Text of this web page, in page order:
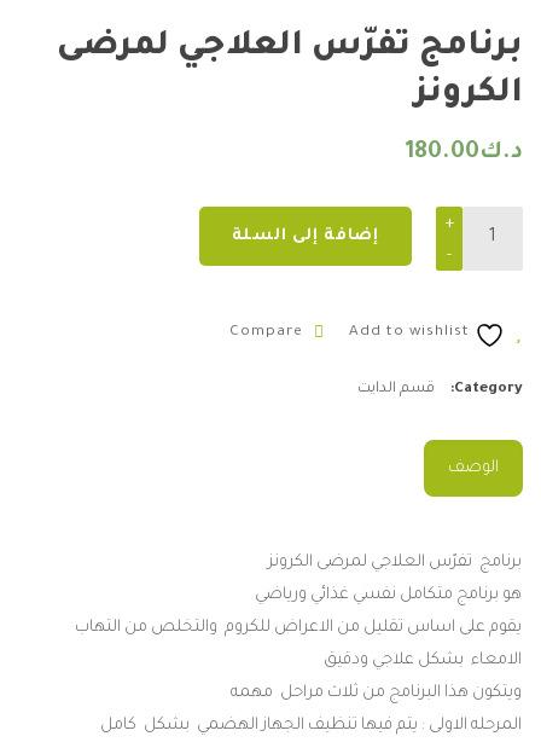
برنامج تفرّس العلاجي لمرضى
الكرونز
د.ك180.00
برنامج تفرّس العلاجي لمرضى الكرونز quantity
إضافة إلى السلة
Add to wishlist
Compare
Category: قسم الدايت
الوصف
برنامج تفرّس العلاجي لمرضى الكرونز
هو برنامج متكامل نفسي غذائي ورياضي
يقوم على اساس تقليل من الاعراض للكروم والتخلص من التهاب
الامعاء بشكل علاجي ودقيق
ويتكون هذا البرنامج من ثلاث مراحل مهمه
المرحله الاولى : يتم فيها تنظيف الجهاز الهضمي بشكل كامل